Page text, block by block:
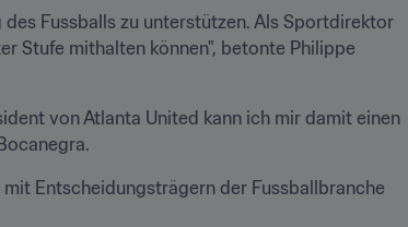
Fussballs zu unterstützen. Als Sportdirektor
Stufe mithalten können", betonte Philippe
von Atlanta United kann ich mir damit einen
Entscheidungsträgern der Fussballbranche